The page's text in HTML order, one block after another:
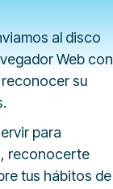
al disco
Web con
su
para
reconocerte
tus hábitos de